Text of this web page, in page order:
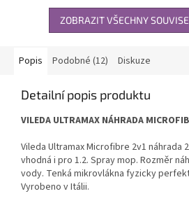
ZOBRAZIT VŠECHNY
Popis Podobné (12) Diskuze
Detailní popis produktu
VILEDA ULTRAMAX NÁHRADA
Vileda Ultramax Microfibre 2v1
vhodná i pro 1.2. Spray mop. Rozměr
vody. Tenká mikrovlákna fyzicky
Vyrobeno v Itálii.